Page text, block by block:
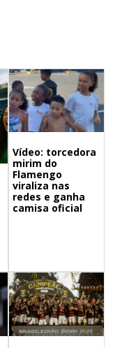
Vídeo: torcedora
mirim do
Flamengo
viraliza nas
redes e ganha
camisa oficial